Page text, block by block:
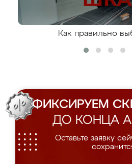
Как правильно
ФИКСИРУЕМ
ДО КОНЦА
Оставьте заявку